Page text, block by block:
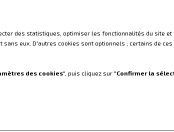
des statistiques, optimiser les fonctionnalités du site et
eux. D'autres cookies sont optionnels ; certains de
des cookies", puis cliquez sur "Confirmer la